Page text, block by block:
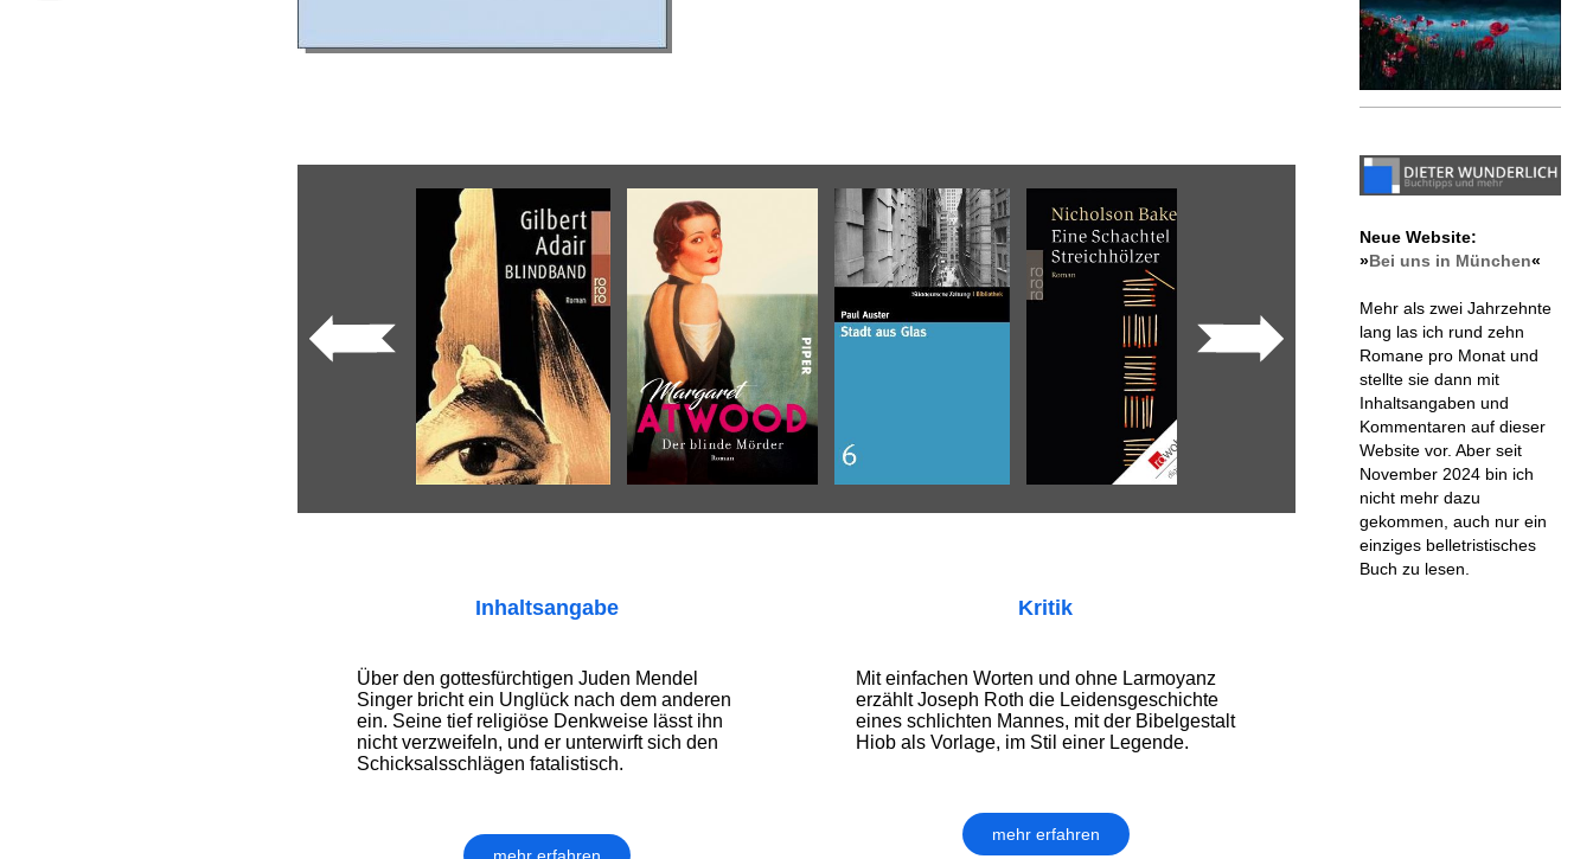
Inhaltsangabe
Über den gottesfürchtigen Juden Mendel
Singer bricht ein Unglück nach dem anderen
ein. Seine tief religiöse Denkweise lässt ihn
nicht verzweifeln, und er unterwirft sich den
Schicksalsschlägen fatalistisch.
Kritik
Mit einfachen Worten und ohne Larmoyanz
erzählt Joseph Roth die Leidensgeschichte
eines schlichten Mannes, mit der Bibelgestalt
Hiob als Vorlage, im Stil einer Legende.
mehr erfahren
Neue Website:
»Bei uns in München«
Mehr als zwei Jahrzehnte
lang las ich rund zehn
Romane pro Monat und
stellte sie dann mit
Inhaltsangaben und
Kommentaren auf dieser
Website vor. Aber seit
November 2024 bin ich
nicht mehr dazu
gekommen, auch nur ein
einziges belletristisches
Buch zu lesen.